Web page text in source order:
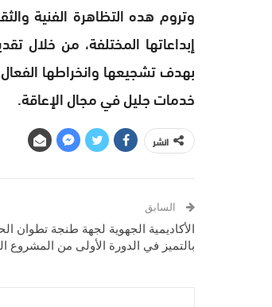
وتروم هده التظاهرة الفنية
إبداعاتها المختلفة، من
بهدف تشجيعها وانخراطها
خدمات جليل في مجال الإعاقة.
انشر
السابق
الأكاديمية الجهوية لجهة طنجة تطوان
بالتميز في الدورة الأولى من المشروع